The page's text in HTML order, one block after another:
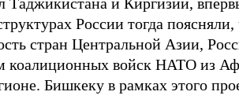
России тогда
стран Центральной Азии,
коалиционных войск НАТО из
Бишкеку в рамках этого